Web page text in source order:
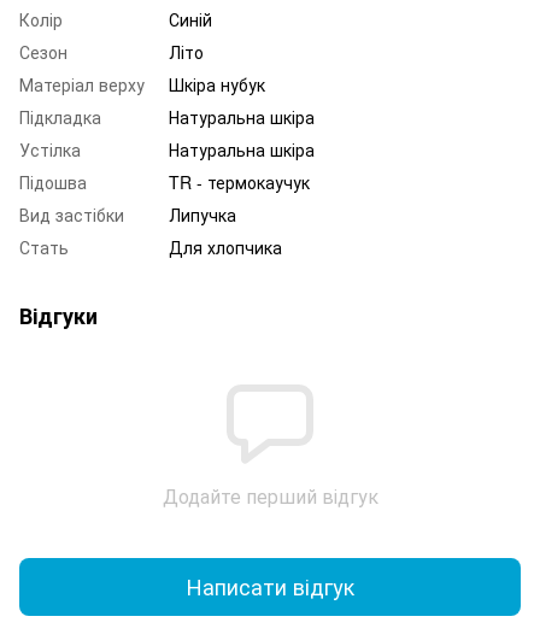
Колір
Синій
Сезон
Літо
Матеріал верху
Шкіра нубук
Підкладка
Натуральна шкіра
Устілка
Натуральна шкіра
Підошва
TR - термокаучук
Вид застібки
Липучка
Стать
Для хлопчика
Відгуки
Додайте перший відгук
Написати відгук